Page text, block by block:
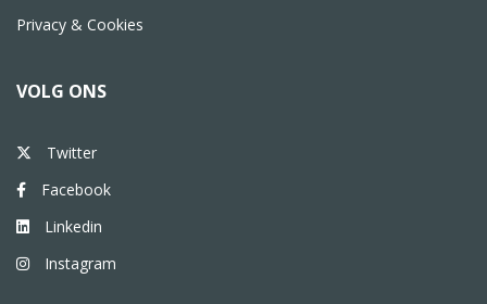
Privacy & Cookies
VOLG ONS
Twitter
Facebook
Linkedin
Instagram